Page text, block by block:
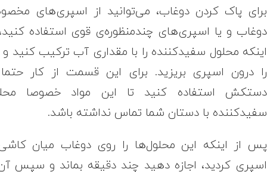
برای پاک کردن دوغاب، می‌توانید از اسپری‌های
دوغاب و یا اسپری‌های چندمنظوره‌ی قوی استفاده
اینکه محلول سفیدکننده را با مقداری آب ترکیب کنید
را درون اسپری بریزید. برای این قسمت از کار
دستکش استفاده کنید تا این مواد خصوصا
سفیدکننده با دستان شما تماس نداشته باشد.
پس از اینکه این محلول‌ها را روی دوغاب میان
اسپری کردید، اجازه دهید چند دقیقه بماند و سپس